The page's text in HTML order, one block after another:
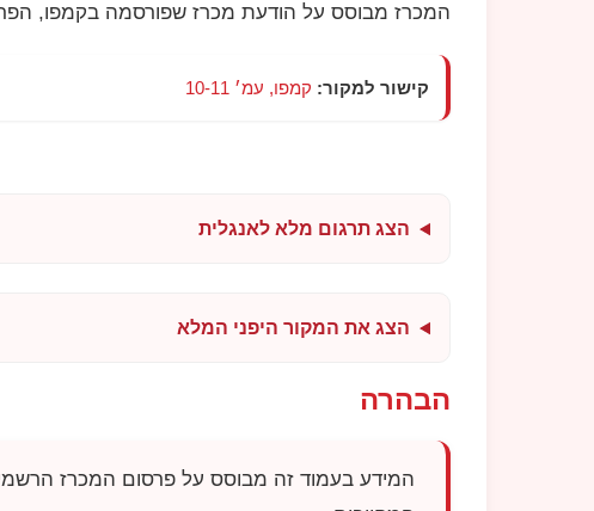
המכרז מבוסס על הודעת מכרז שפורסמה בקמפו,
קישור למקור: קמפו, עמ׳ 10-11
הצג תרגום מלא לאנגלית
הצג את המקור היפני המלא
הבהרה
המידע בעמוד זה מבוסס על פרסום המכרז